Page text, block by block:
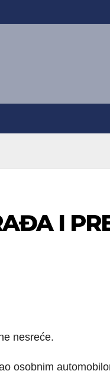
I
nesreće.
osobnim